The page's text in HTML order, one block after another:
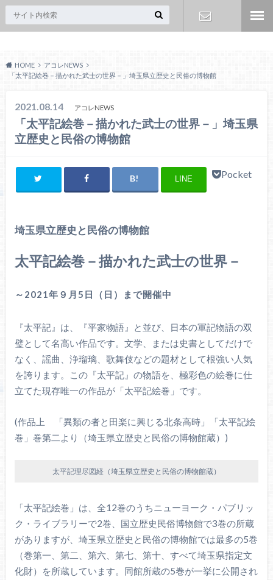
せ
HOME
アコレNEWS
「太平記絵巻－描かれた武士の世界－」埼玉県立歴史と民俗の博物館
2021.08.14 アコレNEWS
「太平記絵巻－描かれた武士の世界－」埼玉県
立歴史と民俗の博物館
LINE Pocket
埼玉県立歴史と民俗の博物館
太平記絵巻－描かれた武士の世界－
～2021年９月5日（日）まで開催中
『太平記』は、『平家物語』と並び、日本の軍記物語の双
璧として名高い作品です。文学、または史書としてだけで
なく、謡曲、浄瑠璃、歌舞伎などの題材として根強い人気
を誇ります。この『太平記』の物語を、極彩色の絵巻に仕
立てた現存唯一の作品が「太平記絵巻」です。
(作品上 「異類の者と田楽に興じる北条高時」「太平記絵
巻」巻第二より（埼玉県立歴史と民俗の博物館蔵）)
太平記理尽図経（埼玉県立歴史と民俗の博物館蔵）
「太平記絵巻」は、全12巻のうちニューヨーク・パブリッ
ク・ライブラリーで2巻、国立歴史民俗博物館で3巻の所蔵
がありますが、埼玉県立歴史と民俗の博物館では最多の5巻
（巻第一、第二、第六、第七、第十、すべて埼玉県指定文
化財）を所蔵しています。同館所蔵の5巻が一挙に公開され